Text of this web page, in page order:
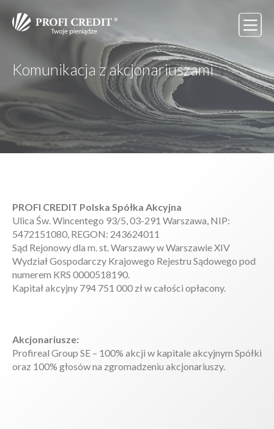
Komunikacja z akcjonariuszami
PROFI CREDIT Polska Spółka Akcyjna
Ulica Św. Wincentego 93/5, 03-291 Warszawa, NIP:
5472151080, REGON: 243624011
Sąd Rejonowy dla m. st. Warszawy w Warszawie XIV
Wydział Gospodarczy Krajowego Rejestru Sądowego pod
numerem KRS 0000518190.
Kapitał akcyjny 794 751 000 zł w całości opłacony.
Akcjonariusze:
Profireal Group SE – 100% akcji w kapitale akcyjnym Spółki
oraz 100% głosów na zgromadzeniu akcjonariuszy.